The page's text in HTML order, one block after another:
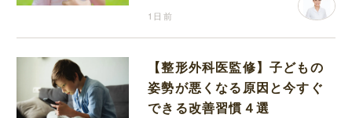
1日前
【整形外科医監修】子どもの
姿勢が悪くなる原因と今すぐ
できる改善習慣４選